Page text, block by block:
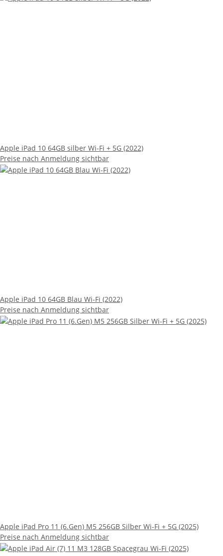
Apple iPad 10 64GB silber Wi-Fi + 5G (2022)
Preise nach Anmeldung sichtbar
Apple iPad 10 64GB Blau Wi-Fi (2022)
Preise nach Anmeldung sichtbar
Apple iPad Pro 11 (6.Gen) M5 256GB Silber Wi-Fi + 5G (2025)
Preise nach Anmeldung sichtbar